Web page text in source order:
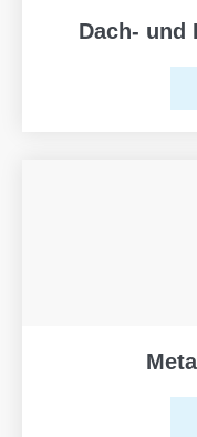
Dach- und